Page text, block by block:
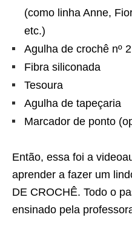
(como linha Anne,
etc.)
Agulha de crochê nº
Fibra siliconada
Tesoura
Agulha de tapeçaria
Marcador de ponto
Então, essa foi a
aprender a fazer um
DE CROCHÊ. Todo o
ensinado pela